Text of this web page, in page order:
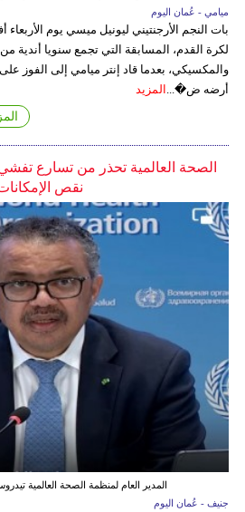
ميامي - عُمان اليوم
بات النجم الأرجنتيني ليونيل ميسي يوم
لكرة القدم، المسابقة التي تجمع سنويا أندية من
أرضه ض�...
المزيد
الصحة العالمية تحذر من تسارع
نقص
المدير العام لمنظمة الصحة العالمية
جنيف - عُمان اليوم